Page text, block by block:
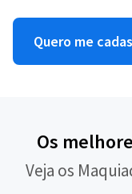
Quero me
Os
Veja os